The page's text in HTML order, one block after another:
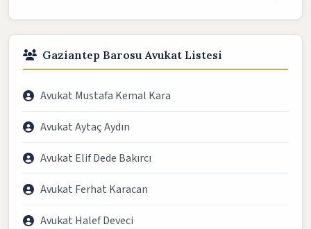
Gaziantep Barosu Avukat Listesi
Avukat Mustafa Kemal Kara
Avukat Aytaç Aydın
Avukat Elif Dede Bakırcı
Avukat Ferhat Karacan
Avukat Halef Deveci